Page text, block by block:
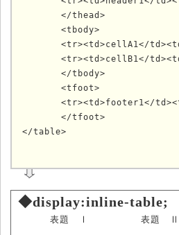
◆display:inline-table;
表題 Ⅰ 表題 Ⅱ